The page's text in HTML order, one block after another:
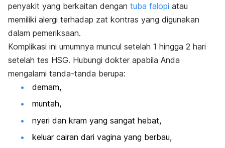
penyakit yang berkaitan dengan tuba falopi atau
memiliki alergi terhadap zat kontras yang digunakan
dalam pemeriksaan.
Komplikasi ini umumnya muncul setelah 1 hingga 2 hari
setelah tes HSG. Hubungi dokter apabila Anda
mengalami tanda-tanda berupa:
demam,
muntah,
nyeri dan kram yang sangat hebat,
keluar cairan dari vagina yang berbau,